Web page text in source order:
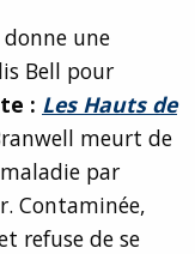
une
Bell pour
: Les Hauts de
meurt de
par
Contaminée,
refuse de se